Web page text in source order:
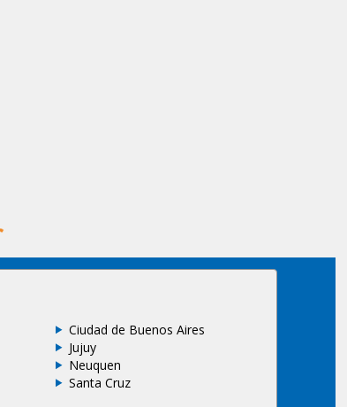
Ciudad de Buenos Aires
Jujuy
Neuquen
Santa Cruz